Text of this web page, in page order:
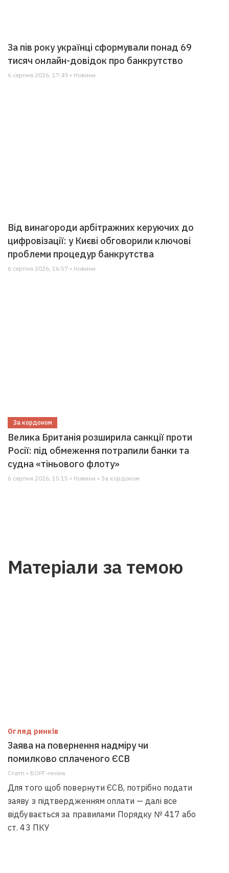
За пів року українці сформували понад 69
тисяч онлайн-довідок про банкрутство
6 серпня 2026, 17:49 • Новини
Від винагороди арбітражних керуючих до
цифровізації: у Києві обговорили ключові
проблеми процедур банкрутства
6 серпня 2026, 16:57 • Новини
За кордоном
Велика Британія розширила санкції проти
Росії: під обмеження потрапили банки та
судна «тіньового флоту»
6 серпня 2026, 15:15 • Новини • За кордоном
Матеріали за темою
Огляд ринків
Заява на повернення надміру чи
помилково сплаченого ЄСВ
Статті • БОРГ-review
Для того щоб повернути ЄСВ, потрібно подати
заяву з підтвердженням оплати — далі все
відбувається за правилами Порядку № 417 або
ст. 43 ПКУ